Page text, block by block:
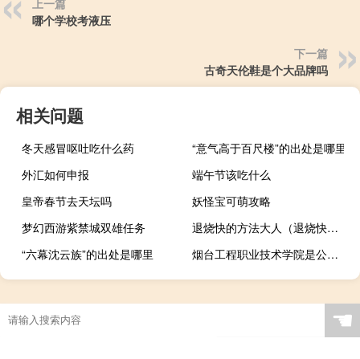
上一篇
哪个学校考液压
下一篇
古奇天伦鞋是个大品牌吗
相关问题
冬天感冒呕吐吃什么药
“意气高于百尺楼”的出处是哪里
外汇如何申报
端午节该吃什么
皇帝春节去天坛吗
妖怪宝可萌攻略
梦幻西游紫禁城双雄任务
退烧快的方法大人（退烧快的方法）
“六幕沈云族”的出处是哪里
烟台工程职业技术学院是公办还是民办
☚